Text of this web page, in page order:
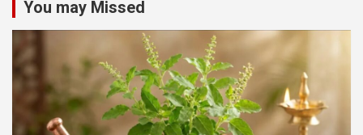
You may Missed